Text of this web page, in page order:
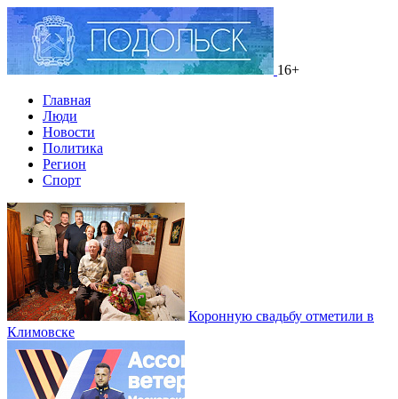
16+
Главная
Люди
Новости
Политика
Регион
Спорт
Коронную свадьбу отметили в
Климовске